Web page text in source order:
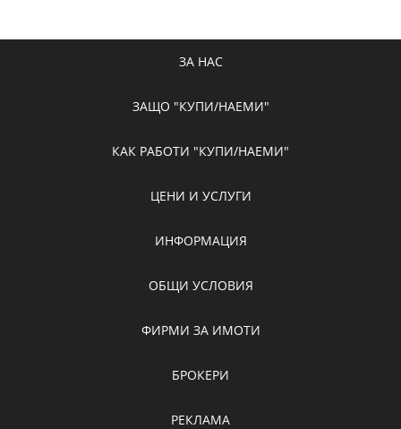
ЗА НАС
ЗАЩО "КУПИ/НАЕМИ"
КАК РАБОТИ "КУПИ/НАЕМИ"
ЦЕНИ И УСЛУГИ
ИНФОРМАЦИЯ
ОБЩИ УСЛОВИЯ
ФИРМИ ЗА ИМОТИ
БРОКЕРИ
РЕКЛАМА